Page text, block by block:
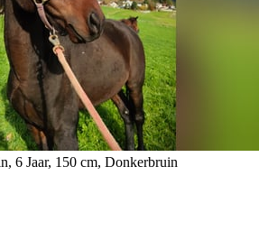
6 Jaar, 150 cm, Donkerbruin